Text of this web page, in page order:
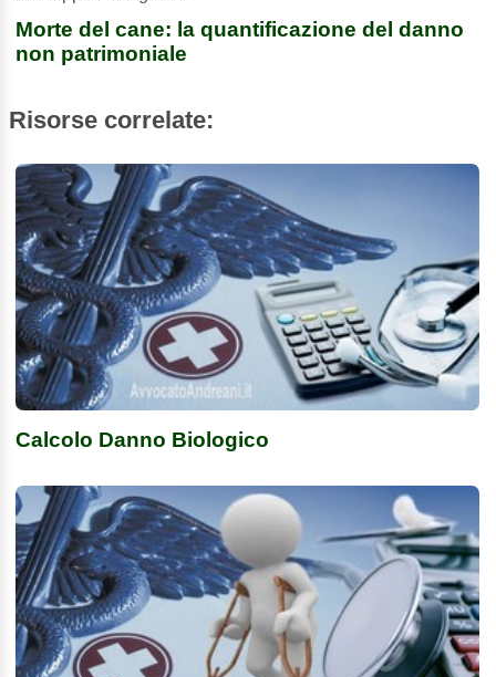
Morte del cane: la quantificazione del danno
non patrimoniale
Risorse correlate:
Calcolo Danno Biologico